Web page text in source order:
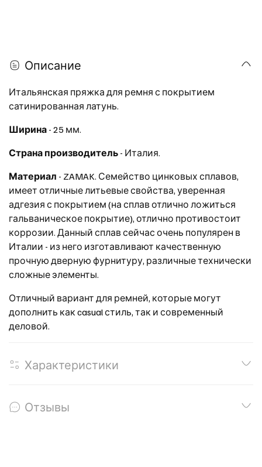
Описание
Итальянская пряжка для ремня с покрытием
сатинированная латунь.
Ширина - 25 мм.
Страна производитель - Италия.
Материал - ZAMAK. Семейство цинковых сплавов,
имеет отличные литьевые свойства, уверенная
адгезия с покрытием (на сплав отлично ложиться
гальваническое покрытие), отлично противостоит
коррозии. Данный сплав сейчас очень популярен в
Италии - из него изготавливают качественную
прочную дверную фурнитуру, различные технически
сложные элементы.
Отличный вариант для ремней, которые могут
дополнить как casual стиль, так и современный
деловой.
Характеристики
Отзывы